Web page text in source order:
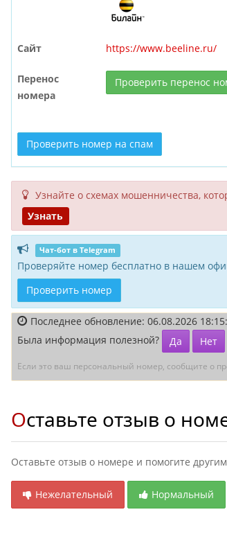
Сайт https://www.beeline.ru/
Перенос
номера
Проверить перенос
Проверить номер на спам
Узнайте о схемах мошенни­чества,
Узнать
Чат-бот в Telegram
Проверяйте номер бесплатно в нашем
Проверить номер
Последнее обновление: 06.08.2026
Была информация полезной?
Да Нет
Если это ваш персональный номер, сообщите о
Оставьте отзыв о
Оставьте отзыв о номере и помогите
Нежелательный Нормальный